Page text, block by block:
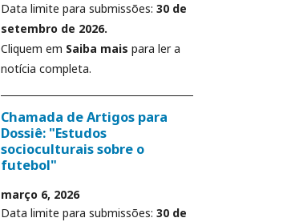
Data limite para submissões: 30 de
setembro de 2026.
Cliquem em Saiba mais para ler a
notícia completa.
Chamada de Artigos para
Dossiê: "Estudos
socioculturais sobre o
futebol"
março 6, 2026
Data limite para submissões: 30 de